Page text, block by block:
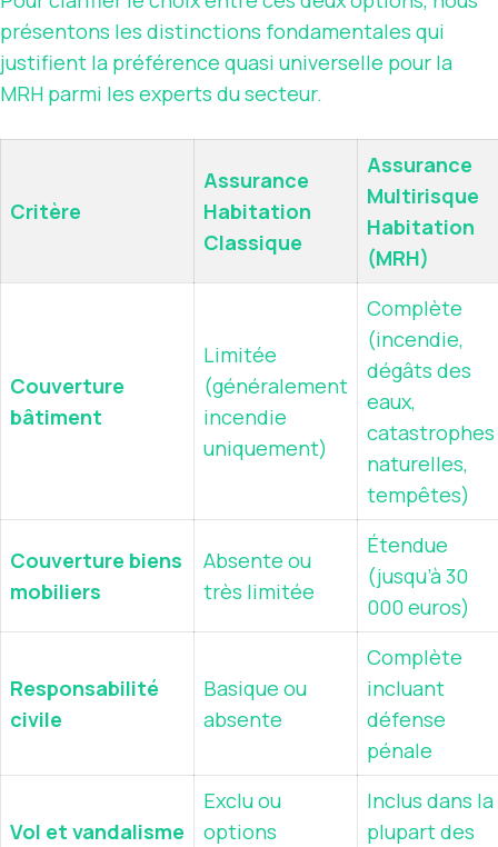
présentons les distinctions fondamentales qui
justifient la préférence quasi universelle pour la
MRH parmi les experts du secteur.
Critère
Assurance
Habitation
Classique
Assurance
Multirisque
Habitation
(MRH)
Couverture
bâtiment
Limitée
(généralement
incendie
uniquement)
Complète
(incendie,
dégâts des
eaux,
catastrophes
naturelles,
tempêtes)
Couverture biens
mobiliers
Absente ou
très limitée
Étendue
(jusqu’à 30
000 euros)
Responsabilité
civile
Basique ou
absente
Complète
incluant
défense
pénale
Vol et vandalisme
Exclu ou
options
Inclus dans la
plupart des